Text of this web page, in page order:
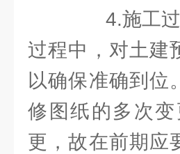
4.施工过
过程中，对土建
以确保准确到位
修图纸的多次
更，故在前期应